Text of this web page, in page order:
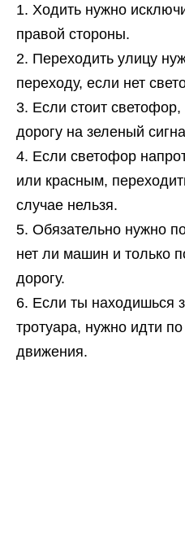
Ходить нужно
правой стороны.
Переходить улицу
переходу, если нет
Если стоит
дорогу на зеленый
Если светофор
или красным,
случае нельзя.
Обязательно нужно
нет ли машин и только
дорогу.
Если ты находишься
тротуара, нужно идти
движения.